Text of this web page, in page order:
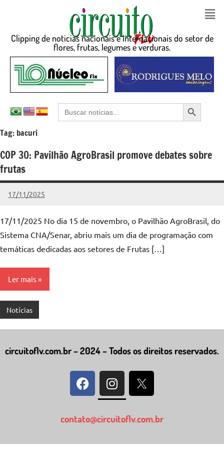
Clipping de noticias nacionais e internacionais do setor de
flores, frutas, legumes e verduras.
Search
for:
Search Button
Tag: bacuri
COP 30: Pavilhão AgroBrasil promove debates sobre
frutas
17/11/2025
admin
Nenhum
17/11/2025 No dia 15 de novembro, o Pavilhão AgroBrasil, do
Sistema CNA/Senar, abriu mais um dia de programação com
temáticas dedicadas aos setores de Frutas […]
Ler mais
Notícias
circuitoflv.com.br – 2024 – Todos os direitos reservados.
contato@circuitoflv.com.br